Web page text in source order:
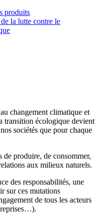
produits
la lutte contre le
changement climatique et
transition écologique devient
sociétés que pour chaque
de produire, de consommer,
aux milieux naturels.
des responsabilités, une
sur ces mutations
de tous les acteurs